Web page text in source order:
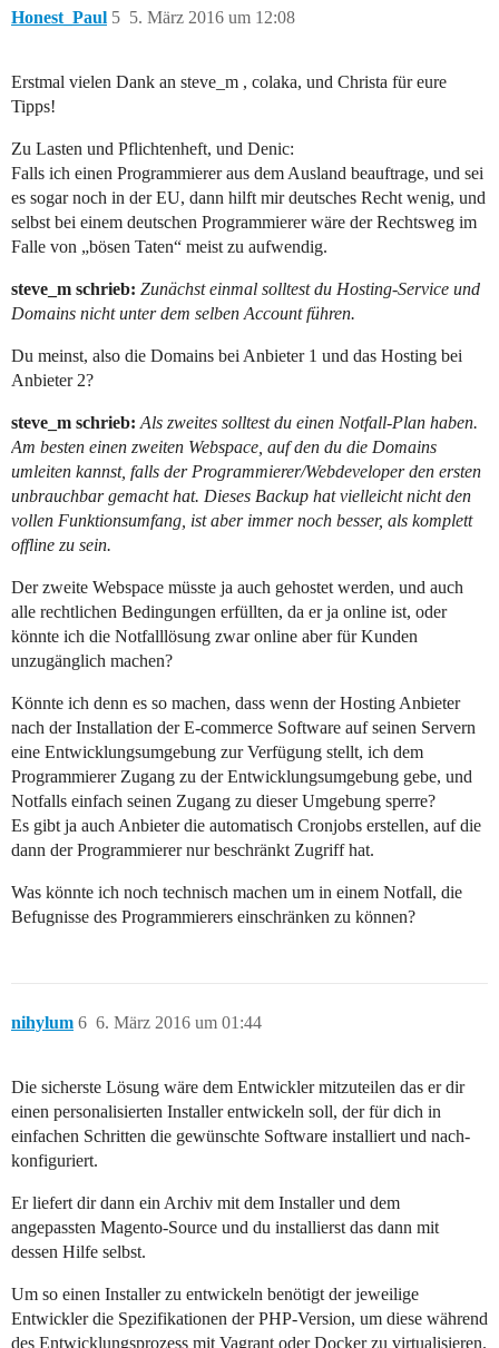
Honest_Paul 5. März 2016 um 12:08
5
Erstmal vielen Dank an steve_m , colaka, und Christa für eure
Tipps!
Zu Lasten und Pflichtenheft, und Denic:
Falls ich einen Programmierer aus dem Ausland beauftrage, und sei
es sogar noch in der EU, dann hilft mir deutsches Recht wenig, und
selbst bei einem deutschen Programmierer wäre der Rechtsweg im
Falle von „bösen Taten“ meist zu aufwendig.
steve_m schrieb: Zunächst einmal solltest du Hosting-Service und
Domains nicht unter dem selben Account führen.
Du meinst, also die Domains bei Anbieter 1 und das Hosting bei
Anbieter 2?
steve_m schrieb: Als zweites solltest du einen Notfall-Plan haben.
Am besten einen zweiten Webspace, auf den du die Domains
umleiten kannst, falls der Programmierer/Webdeveloper den ersten
unbrauchbar gemacht hat. Dieses Backup hat vielleicht nicht den
vollen Funktionsumfang, ist aber immer noch besser, als komplett
offline zu sein.
Der zweite Webspace müsste ja auch gehostet werden, und auch
alle rechtlichen Bedingungen erfüllten, da er ja online ist, oder
könnte ich die Notfalllösung zwar online aber für Kunden
unzugänglich machen?
Könnte ich denn es so machen, dass wenn der Hosting Anbieter
nach der Installation der E-commerce Software auf seinen Servern
eine Entwicklungsumgebung zur Verfügung stellt, ich dem
Programmierer Zugang zu der Entwicklungsumgebung gebe, und
Notfalls einfach seinen Zugang zu dieser Umgebung sperre?
Es gibt ja auch Anbieter die automatisch Cronjobs erstellen, auf die
dann der Programmierer nur beschränkt Zugriff hat.
Was könnte ich noch technisch machen um in einem Notfall, die
Befugnisse des Programmierers einschränken zu können?
nihylum 6. März 2016 um 01:44
6
Die sicherste Lösung wäre dem Entwickler mitzuteilen das er dir
einen personalisierten Installer entwickeln soll, der für dich in
einfachen Schritten die gewünschte Software installiert und nach-
konfiguriert.
Er liefert dir dann ein Archiv mit dem Installer und dem
angepassten Magento-Source und du installierst das dann mit
dessen Hilfe selbst.
Um so einen Installer zu entwickeln benötigt der jeweilige
Entwickler die Spezifikationen der PHP-Version, um diese während
des Entwicklungsprozess mit Vagrant oder Docker zu virtualisieren.